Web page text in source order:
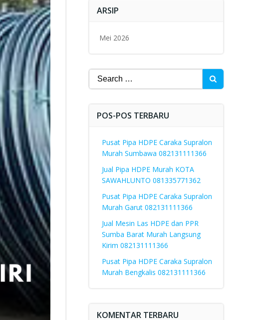
ARSIP
Mei 2026
Search
for:
POS-POS TERBARU
Pusat Pipa HDPE Caraka Supralon
Murah Sumbawa 082131111366
Jual Pipa HDPE Murah KOTA
SAWAHLUNTO 081335771362
Pusat Pipa HDPE Caraka Supralon
Murah Garut 082131111366
Jual Mesin Las HDPE dan PPR
Sumba Barat Murah Langsung
Kirim 082131111366
Pusat Pipa HDPE Caraka Supralon
Murah Bengkalis 082131111366
KOMENTAR TERBARU